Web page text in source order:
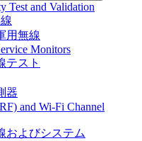
Test and Validation
用無線
Monitors
テスト
器
and Wi-Fi Channel
およびシステム